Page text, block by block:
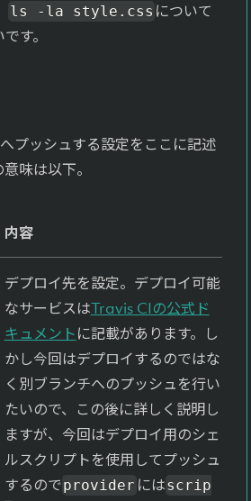
ls -la style.css について
す。
プッシュする設定をここに記述
味は以下。
内容
デプロイ先を設定。デプロイ可能
なサービスはTravis CIの公式ド
キュメントに記載があります。し
かし今回はデプロイするのではな
く別ブランチへのプッシュを行い
たいので、この後に詳しく説明し
ますが、今回はデプロイ用のシェ
ルスクリプトを使用してプッシュ
するのでprovider にはscrip